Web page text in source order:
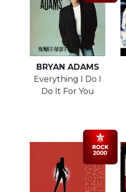
BRYAN ADAMS
Everything I Do I
Do It For You